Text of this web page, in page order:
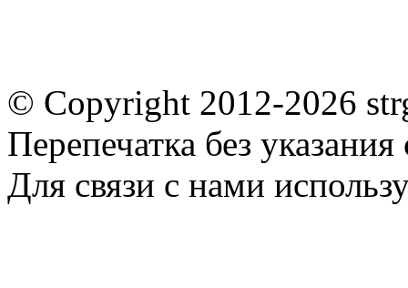
© Copyright 2012-2026
Перепечатка без
Для связи с нами